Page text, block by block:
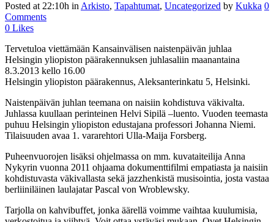
Posted at 22:10h in Arkisto, Tapahtumat, Uncategorized by Kukka 0
Comments
0 Likes
Tervetuloa viettämään Kansainvälisen naistenpäivän juhlaa
Helsingin yliopiston päärakennuksen juhlasaliin maanantaina
8.3.2013 kello 16.00
Helsingin yliopiston päärakennus, Aleksanterinkatu 5, Helsinki.
Naistenpäivän juhlan teemana on naisiin kohdistuva väkivalta.
Juhlassa kuullaan perinteinen Helvi Sipilä –luento. Vuoden teemasta
puhuu Helsingin yliopiston edustajana professori Johanna Niemi.
Tilaisuuden avaa 1. vararehtori Ulla-Maija Forsberg.
Puheenvuorojen lisäksi ohjelmassa on mm. kuvataiteilija Anna
Nykyrin vuonna 2011 ohjaama dokumenttifilmi empatiasta ja naisiin
kohdistuvasta väkivallasta sekä jazzhenkistä musisointia, josta vastaa
berliiniläinen laulajatar Pascal von Wroblewsky.
Tarjolla on kahvibuffet, jonka äärellä voimme vaihtaa kuulumisia,